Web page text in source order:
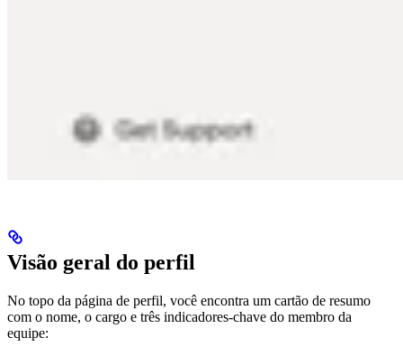
Visão geral do perfil
No topo da página de perfil, você encontra um cartão de resumo
com o nome, o cargo e três indicadores-chave do membro da
equipe: